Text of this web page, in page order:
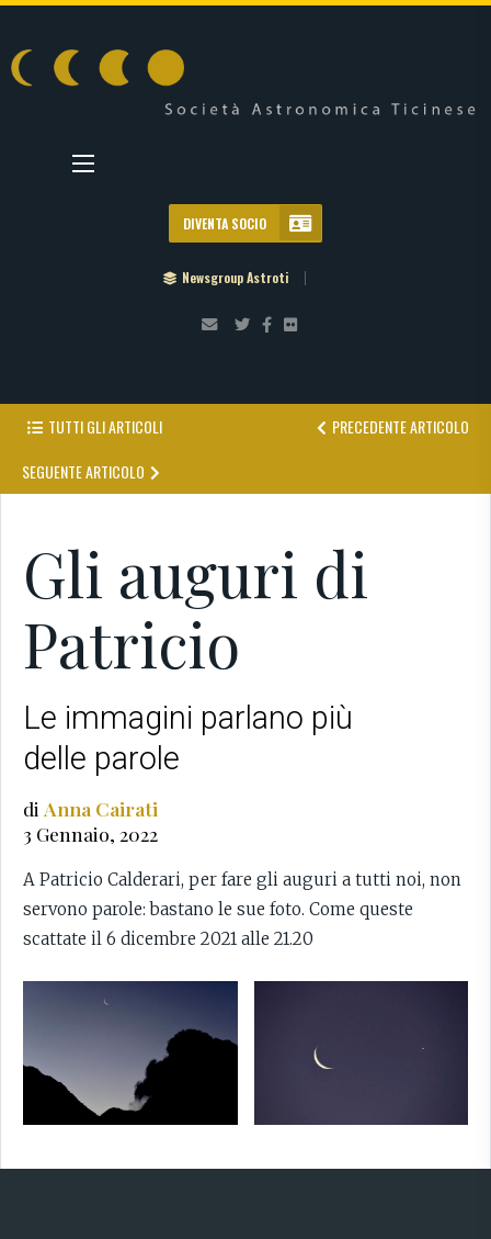
DIVENTA SOCIO
Newsgroup Astroti
TUTTI GLI ARTICOLI
PRECEDENTE ARTICOLO
SEGUENTE ARTICOLO
Gli auguri di
Patricio
Le immagini parlano più
delle parole
di Anna Cairati
3 Gennaio, 2022
A Patricio Calderari, per fare gli auguri a tutti noi, non
servono parole: bastano le sue foto. Come queste
scattate il 6 dicembre 2021 alle 21.20